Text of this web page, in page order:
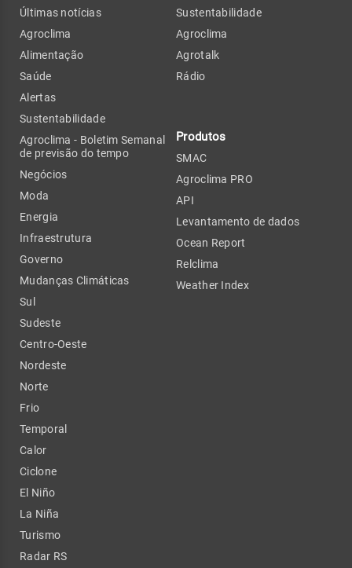
Últimas notícias
Agroclima
Alimentação
Saúde
Alertas
Sustentabilidade
Agroclima - Boletim Semanal
de previsão do tempo
Negócios
Moda
Energia
Infraestrutura
Governo
Mudanças Climáticas
Sul
Sudeste
Centro-Oeste
Nordeste
Norte
Frio
Temporal
Calor
Ciclone
El Niño
La Niña
Turismo
Radar RS
Sustentabilidade
Agroclima
Agrotalk
Rádio
Produtos
SMAC
Agroclima PRO
API
Levantamento de dados
Ocean Report
Relclima
Weather Index